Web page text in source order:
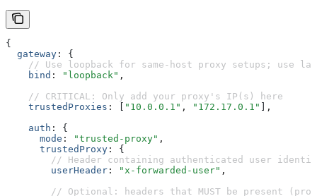
{
  gateway
:
{
// Use loopback for same-host proxy setups; use
    bind
: "loopback" ,
    // CRITICAL: Only add your proxy's IP(s) here
    trustedProxies
: [ "10.0.0.1" , "172.17.0.1" ] ,
    auth
:
{
      mode
: "trusted-proxy" ,
      trustedProxy
:
{
// Header containing authenticated user
        userHeader
: "x-forwarded-user" ,
// Optional: headers that MUST be present